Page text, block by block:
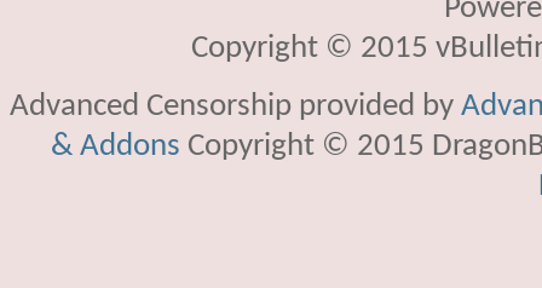
Copyright © 2015
Advanced Censorship provided by
& Addons Copyright © 2015